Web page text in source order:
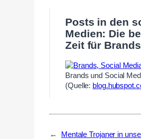
Posts in den
Medien: Die
Zeit für Brands
Brands und Social
(Quelle:
←
Mentale Trojaner in